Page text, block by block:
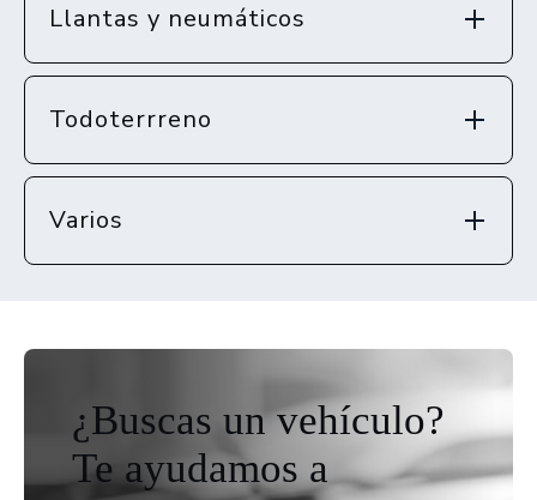
Llantas y neumáticos
Todoterrreno
Varios
¿Buscas un vehículo?
Te ayudamos a